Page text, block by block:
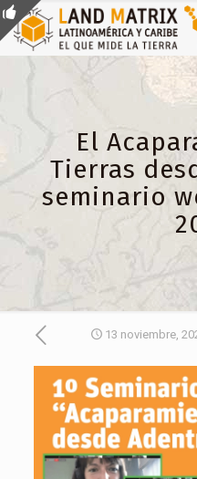
El
Tierras
seminario
13 noviembre,